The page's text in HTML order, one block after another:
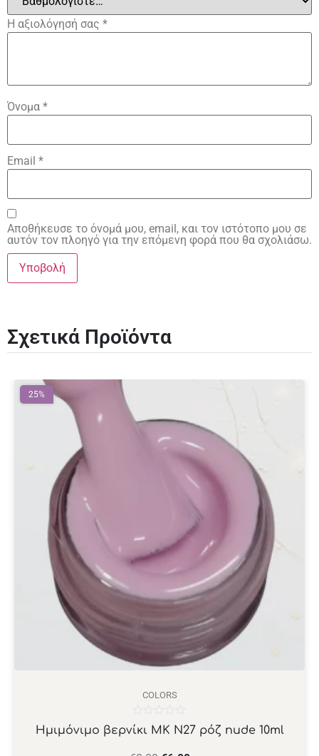
Η αξιολόγησή σας *
Όνομα *
Email *
Αποθήκευσε το όνομά μου, email, και τον ιστότοπο μου σε
αυτόν τον πλοηγό για την επόμενη φορά που θα σχολιάσω.
Σχετικά Προϊόντα
25%
COLORS
Ημιμόνιμο βερνίκι ΜΚ Ν27 ρόζ nude 10ml
Βαθμολογήθηκε
με